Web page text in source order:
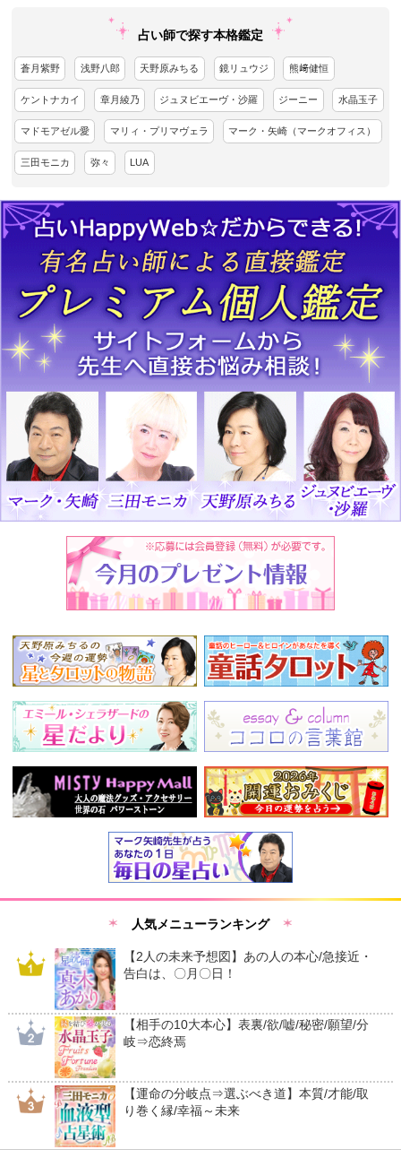
占い師で探す本格鑑定
蒼月紫野 浅野八郎 天野原みちる 鏡リュウジ 熊﨑健恒
ケントナカイ 章月綾乃 ジュヌビエーヴ・沙羅 ジーニー 水晶玉子
マドモアゼル愛 マリィ・プリマヴェラ マーク・矢崎（マークオフィス）
三田モニカ 弥々 LUA
人気メニューランキング
【2人の未来予想図】あの人の本心/急接近・
告白は、〇月〇日！
【相手の10大本心】表裏/欲/嘘/秘密/願望/分
岐⇒恋終焉
【運命の分岐点⇒選ぶべき道】本質/才能/取
り巻く縁/幸福～未来